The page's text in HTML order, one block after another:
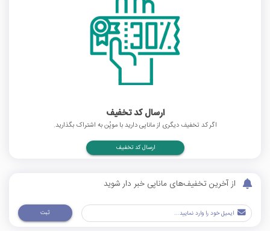
ارسال کد تخفیف
اگر کد تخفیف دیگری از ماناپی دارید با موپُن به اشتراک بگذارید.
ارسال کد تخفیف
از آخرین تخفیف‌های ماناپی خبر دار شوید
ثبت